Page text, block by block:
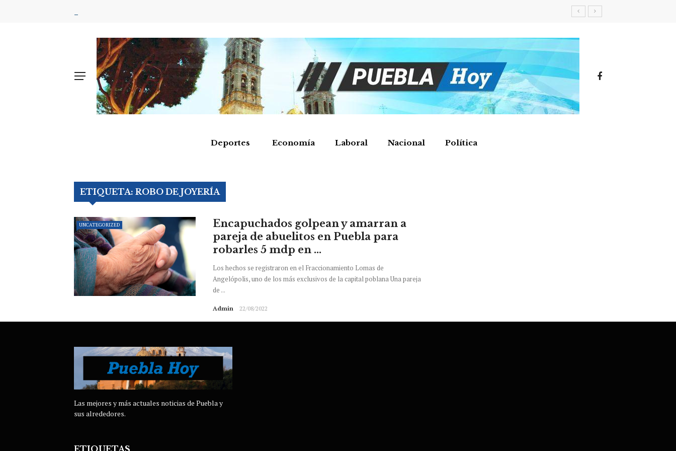
Deportes Economía Laboral Nacional Política
ETIQUETA: ROBO DE JOYERÍA
UNCATEGORIZED
Encapuchados golpean y amarran a
pareja de abuelitos en Puebla para
robarles 5 mdp en ...
Los hechos se registraron en el Fraccionamiento Lomas de
Angelópolis, uno de los más exclusivos de la capital poblana Una pareja
de ...
Admin 22/08/2022
Las mejores y más actuales noticias de Puebla y
sus alrededores.